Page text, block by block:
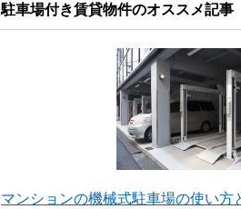
駐車場付き賃貸物件のオススメ記事
マンションの機械式駐車場の使い方